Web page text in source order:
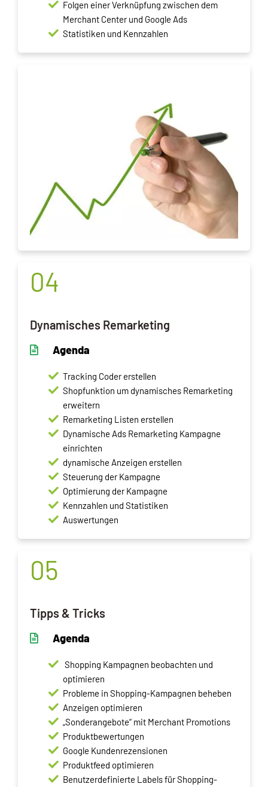
Folgen einer Verknüpfung zwischen dem
Merchant Center und Google Ads
Statistiken und Kennzahlen
04
Dynamisches Remarketing
Agenda
Tracking Coder erstellen
Shopfunktion um dynamisches Remarketing
erweitern
Remarketing Listen erstellen
Dynamische Ads Remarketing Kampagne
einrichten
dynamische Anzeigen erstellen
Steuerung der Kampagne
Optimierung der Kampagne
Kennzahlen und Statistiken
Auswertungen
05
Tipps & Tricks
Agenda
Shopping Kampagnen beobachten und
optimieren
Probleme in Shopping-Kampagnen beheben
Anzeigen optimieren
„Sonderangebote“ mit Merchant Promotions
Produktbewertungen
Google Kundenrezensionen
Produktfeed optimieren
Benutzerdefinierte Labels für Shopping-